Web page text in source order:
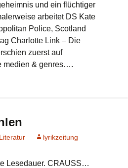
und ein flüchtiger
arbeitet DS Kate
Police, Scotland
Charlotte Link – Die
zuerst auf
medien & genres….
Literatur lyrikzeitung
Lesedauer. CRAUSS…